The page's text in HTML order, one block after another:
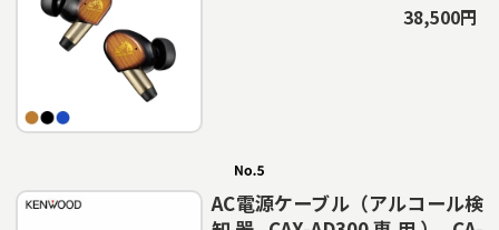
38,500円
AC電源ケーブル（アルコール検